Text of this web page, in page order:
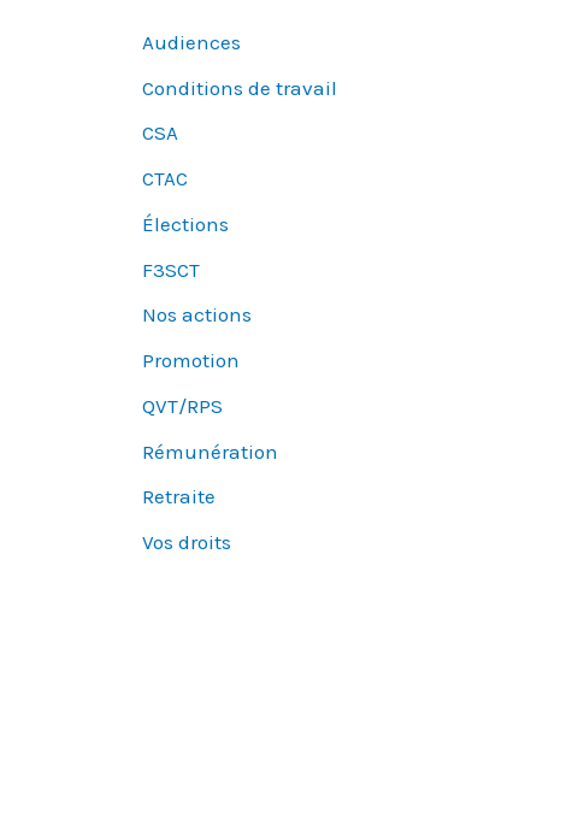
Audiences
Conditions de travail
CSA
CTAC
Élections
F3SCT
Nos actions
Promotion
QVT/RPS
Rémunération
Retraite
Vos droits